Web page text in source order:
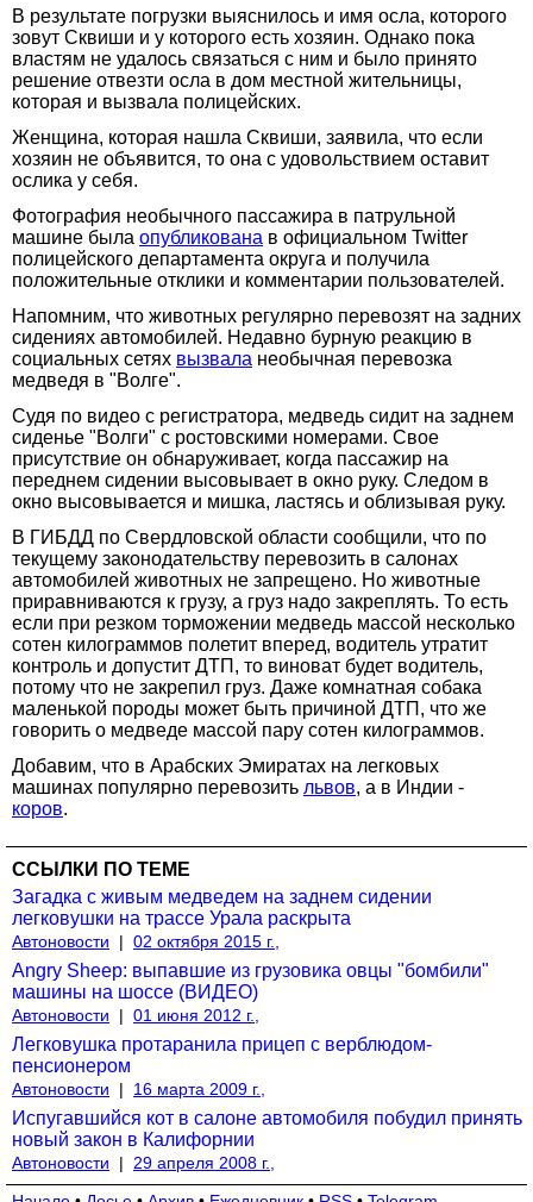
В результате погрузки выяснилось и имя осла, которого
зовут Сквиши и у которого есть хозяин. Однако пока
властям не удалось связаться с ним и было принято
решение отвезти осла в дом местной жительницы,
которая и вызвала полицейских.
Женщина, которая нашла Сквиши, заявила, что если
хозяин не объявится, то она с удовольствием оставит
ослика у себя.
Фотография необычного пассажира в патрульной
машине была опубликована в официальном Twitter
полицейского департамента округа и получила
положительные отклики и комментарии пользователей.
Напомним, что животных регулярно перевозят на задних
сидениях автомобилей. Недавно бурную реакцию в
социальных сетях вызвала необычная перевозка
медведя в "Волге".
Судя по видео с регистратора, медведь сидит на заднем
сиденье "Волги" с ростовскими номерами. Свое
присутствие он обнаруживает, когда пассажир на
переднем сидении высовывает в окно руку. Следом в
окно высовывается и мишка, ластясь и облизывая руку.
В ГИБДД по Свердловской области сообщили, что по
текущему законодательству перевозить в салонах
автомобилей животных не запрещено. Но животные
приравниваются к грузу, а груз надо закреплять. То есть
если при резком торможении медведь массой несколько
сотен килограммов полетит вперед, водитель утратит
контроль и допустит ДТП, то виноват будет водитель,
потому что не закрепил груз. Даже комнатная собака
маленькой породы может быть причиной ДТП, что же
говорить о медведе массой пару сотен килограммов.
Добавим, что в Арабских Эмиратах на легковых
машинах популярно перевозить львов, а в Индии -
коров.
ССЫЛКИ ПО ТЕМЕ
Загадка с живым медведем на заднем сидении
легковушки на трассе Урала раскрыта
Автоновости | 02 октября 2015 г.,
Angry Sheep: выпавшие из грузовика овцы "бомбили"
машины на шоссе (ВИДЕО)
Автоновости | 01 июня 2012 г.,
Легковушка протаранила прицеп с верблюдом-
пенсионером
Автоновости | 16 марта 2009 г.,
Испугавшийся кот в салоне автомобиля побудил принять
новый закон в Калифорнии
Автоновости |
29 апреля 2008 г.,